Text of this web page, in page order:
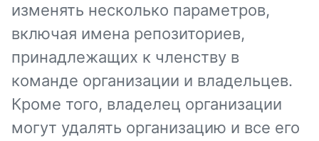
изменять несколько параметров,
включая имена репозиториев,
принадлежащих к членству в
команде организации и владельцев.
Кроме того, владелец организации
могут удалять организацию и все его